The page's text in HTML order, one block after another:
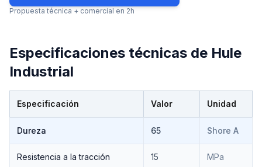
Propuesta técnica + comercial en 2h
Especificaciones técnicas de Hule
Industrial
Especificación Valor Unidad
Dureza 65 Shore A
Resistencia a la tracción 15 MPa